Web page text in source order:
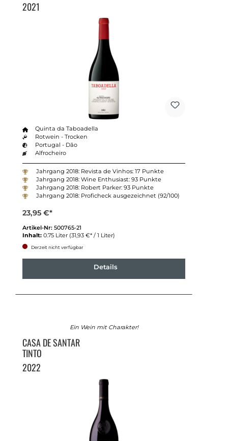
2021
Quinta da Taboadella
Rotwein - Trocken
Portugal - Dão
Alfrocheiro
Jahrgang 2018: Revista de Vinhos: 17 Punkte
Jahrgang 2018: Wine Enthusiast: 93 Punkte
Jahrgang 2018: Robert Parker: 93 Punkte
Jahrgang 2018: Proficheck ausgezeichnet (92/100)
23,95 €*
Artikel-Nr: 500765-21
Inhalt: 0.75 Liter (31,93 €* / 1 Liter)
Derzeit nicht verfügbar
Details
Ein Wein mit Charakter!
CASA DE SANTAR
TINTO
2022